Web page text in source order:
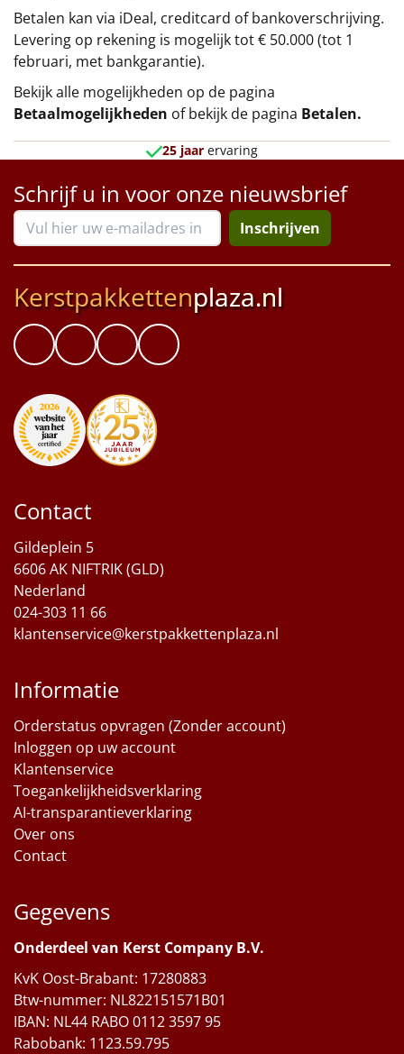
Betalen kan via iDeal, creditcard of bankoverschrijving.
Levering op rekening is mogelijk tot € 50.000 (tot 1
februari, met bankgarantie).
Bekijk alle mogelijkheden op de pagina
Betaalmogelijkheden of bekijk de pagina Betalen.
25 jaar ervaring
Schrijf u in voor onze nieuwsbrief
Inschrijven
Kerstpakkettenplaza.nl
Contact
Gildeplein 5
6606 AK NIFTRIK (GLD)
Nederland
024-303 11 66
klantenservice@kerstpakkettenplaza.nl
Informatie
Orderstatus opvragen (Zonder account)
Inloggen op uw account
Klantenservice
Toegankelijkheidsverklaring
AI-transparantieverklaring
Over ons
Contact
Gegevens
Onderdeel van Kerst Company B.V.
KvK Oost-Brabant: 17280883
Btw-nummer: NL822151571B01
IBAN: NL44 RABO 0112 3597 95
Rabobank: 1123.59.795